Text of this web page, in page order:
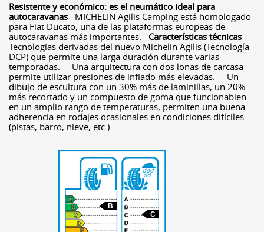
Resistente y económico: es el neumático ideal para
autocaravanas MICHELIN Agilis Camping está homologado
para Fiat Ducato, una de las plataformas europeas de
autocaravanas más importantes. Características técnicas
Tecnologías derivadas del nuevo Michelin Agilis (Tecnología
DCP) que permite una larga duración durante varias
temporadas. Una arquitectura con dos lonas de carcasa
permite utilizar presiones de inflado más elevadas. Un
dibujo de escultura con un 30% más de laminillas, un 20%
más recortado y un compuesto de goma que funcionabien
en un amplio rango de temperaturas, permiten una buena
adherencia en rodajes ocasionales en condiciones difíciles
(pistas, barro, nieve, etc.).
B
C